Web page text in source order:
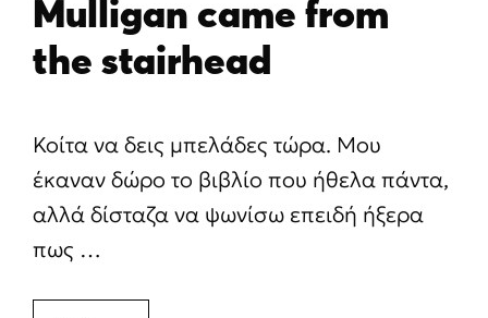
Mulligan came from
the stairhead
Κοίτα να δεις μπελάδες τώρα. Μου
έκαναν δώρο το βιβλίο που ήθελα πάντα,
αλλά δίσταζα να ψωνίσω επειδή ήξερα
πως …